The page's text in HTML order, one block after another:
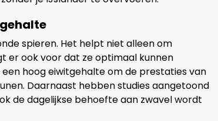
spieren. Het helpt niet alleen om
er ook voor dat ze optimaal kunnen
hoog eiwitgehalte om de prestaties van
Daarnaast hebben studies aangetoond
de dagelijkse behoefte aan zwavel wordt